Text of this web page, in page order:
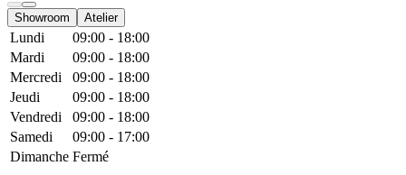
Showroom Atelier
Lundi
09:00 - 18:00
Mardi
09:00 - 18:00
Mercredi
09:00 - 18:00
Jeudi
09:00 - 18:00
Vendredi
09:00 - 18:00
Samedi
09:00 - 17:00
Dimanche Fermé